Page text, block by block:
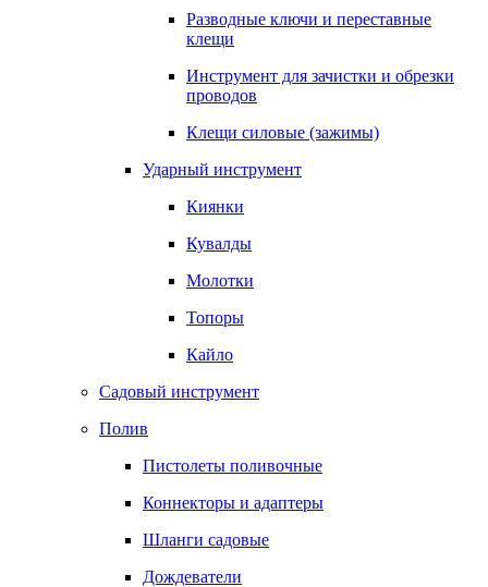
Разводные ключи и переставные
клещи
Инструмент для зачистки и обрезки
проводов
Клещи силовые (зажимы)
Ударный инструмент
Киянки
Кувалды
Молотки
Топоры
Кайло
Садовый инструмент
Полив
Пистолеты поливочные
Коннекторы и адаптеры
Шланги садовые
Дождеватели